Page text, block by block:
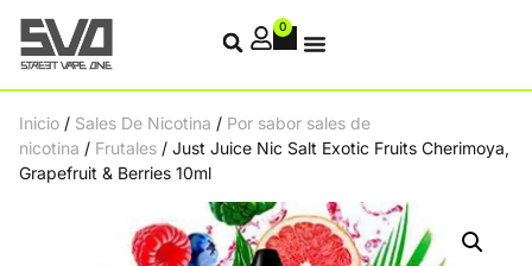
0
Inicio / Sales De Nicotina / Por sabor sales de
nicotina / Frutales / Just Juice Nic Salt Exotic Fruits Cherimoya,
Grapefruit & Berries 10ml